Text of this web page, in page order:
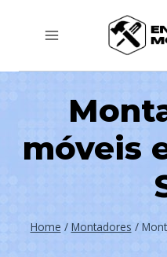
móveis
Home / Montadores /